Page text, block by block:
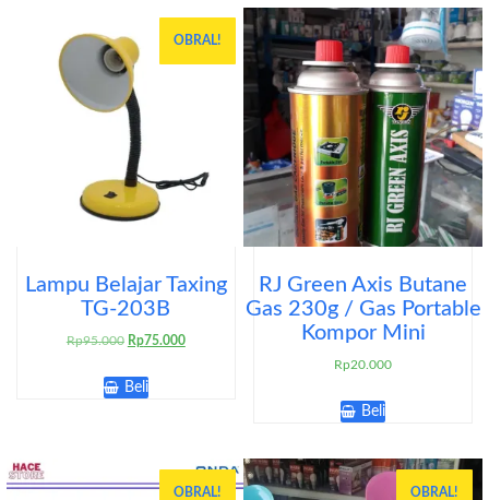
OBRAL!
Lampu Belajar Taxing
TG-203B
Rp95.000 Harga
adalah:
Rp95.000.
Rp75.000Harga
Beli
RJ Green Axis Butane
Gas 230g / Gas Portable
Kompor Mini
Rp20.000
Beli
OBRAL! OBRAL!